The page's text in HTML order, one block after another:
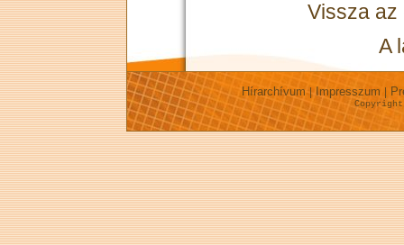
Vissza az
A
Hírarchívum |Impresszum